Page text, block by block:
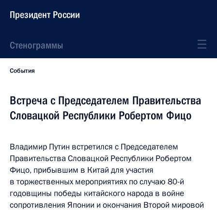
Президент России
Стенограммы
События
Встреча с Председателем Правительства
Словацкой Республики Робертом Фицо
Владимир Путин встретился с Председателем
Правительства Словацкой Республики Робертом
Фицо, прибывшим в Китай для участия
в торжественных мероприятиях по случаю 80-й
годовщины победы китайского народа в войне
сопротивления Японии и окончания Второй мировой